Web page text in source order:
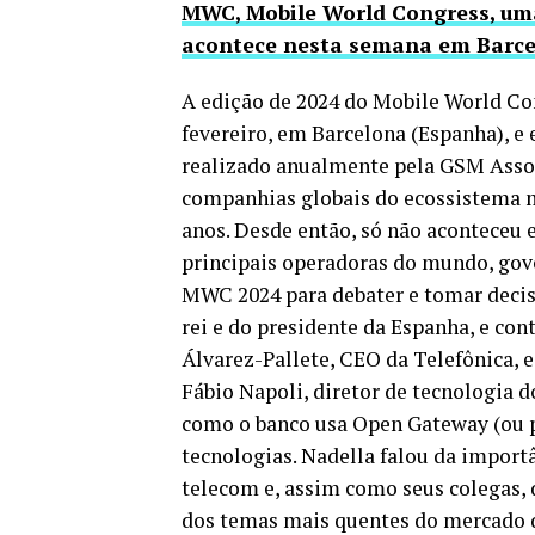
MWC, Mobile World Congress,
acontece nesta semana em
A edição de 2024 do Mobile World
fevereiro, em Barcelona (Espanha),
realizado anualmente pela GSM
companhias globais do ecossistema
anos. Desde então, só não
principais operadoras do mundo,
MWC 2024 para debater e tomar
rei e do presidente da Espanha, e
Álvarez-Pallete, CEO da Telefônica,
Fábio Napoli, diretor de tecnologia
como o banco usa Open Gateway
tecnologias. Nadella falou da
telecom e, assim como seus
dos temas mais quentes do